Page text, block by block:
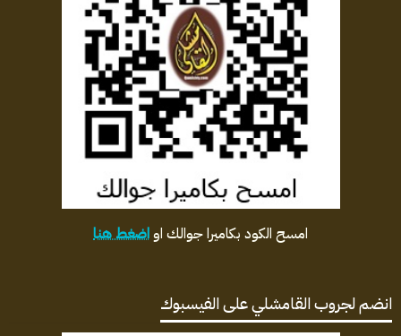
امسح الكود بكاميرا جوالك اواضغط هنا
انضم لجروب القامشلي على الفيسبوك